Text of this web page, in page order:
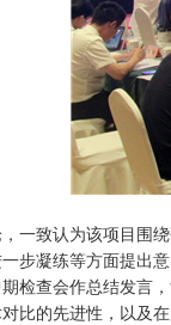
一致认为该项目围
步凝练等方面提出意
检查会作总结发言
比的先进性，以及